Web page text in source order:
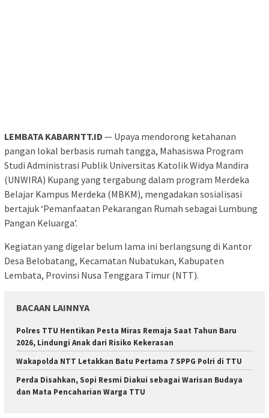
LEMBATA KABARNTT.ID — Upaya mendorong ketahanan
pangan lokal berbasis rumah tangga, Mahasiswa Program
Studi Administrasi Publik Universitas Katolik Widya Mandira
(UNWIRA) Kupang yang tergabung dalam program Merdeka
Belajar Kampus Merdeka (MBKM), mengadakan sosialisasi
bertajuk ‘Pemanfaatan Pekarangan Rumah sebagai Lumbung
Pangan Keluarga’.
Kegiatan yang digelar belum lama ini berlangsung di Kantor
Desa Belobatang, Kecamatan Nubatukan, Kabupaten
Lembata, Provinsi Nusa Tenggara Timur (NTT).
BACAAN LAINNYA
Polres TTU Hentikan Pesta Miras Remaja Saat Tahun Baru
2026, Lindungi Anak dari Risiko Kekerasan
Wakapolda NTT Letakkan Batu Pertama 7 SPPG Polri di TTU
Perda Disahkan, Sopi Resmi Diakui sebagai Warisan Budaya
dan Mata Pencaharian Warga TTU